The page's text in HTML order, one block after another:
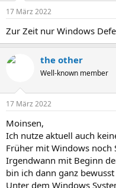
17 März 2022
Zur Zeit nur Windows
the other
Well-known member
17 März 2022
Moinsen,
Ich nutze aktuell auch
Früher mit Windows noch
Irgendwann mit Beginn
bin ich dann ganz
Unter dem Windows